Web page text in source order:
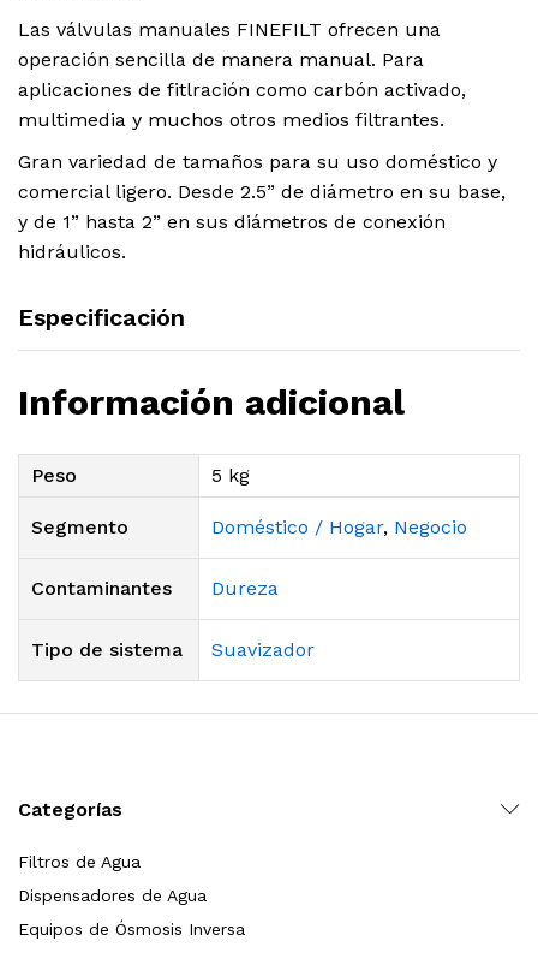
Las válvulas manuales FINEFILT ofrecen una
operación sencilla de manera manual. Para
aplicaciones de fitlración como carbón activado,
multimedia y muchos otros medios filtrantes.
Gran variedad de tamaños para su uso doméstico y
comercial ligero. Desde 2.5” de diámetro en su base,
y de 1” hasta 2” en sus diámetros de conexión
hidráulicos.
Especificación
Información adicional
Peso 5 kg
Segmento Doméstico / Hogar, Negocio
Contaminantes Dureza
Tipo de sistema Suavizador
Categorías
Filtros de Agua
Dispensadores de Agua
Equipos de Ósmosis Inversa